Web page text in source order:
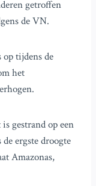
getroffen
de VN.
tijdens de
het
gestrand op een
ergste droogte
Amazonas,